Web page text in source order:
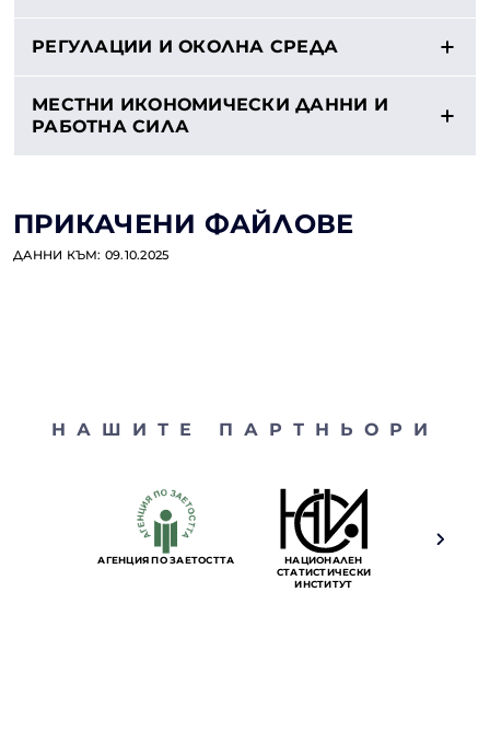
РЕГУЛАЦИИ И ОКОЛНА СРЕДА
МЕСТНИ ИКОНОМИЧЕСКИ ДАННИ И
РАБОТНА СИЛА
ПРИКАЧЕНИ ФАЙЛОВЕ
ДАННИ КЪМ: 09.10.2025
НАШИТЕ ПАРТНЬОРИ
АГЕНЦИЯ ПО ЗАЕТОСТТА
НАЦИОНАЛЕН
СТАТИСТИЧЕСКИ
ИНСТИТУТ